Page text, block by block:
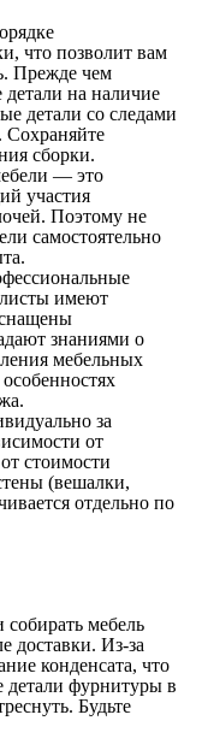
что позволит вам
Прежде чем
детали на наличие
детали со следами
Сохраняйте
сборки.
— это
участия
Поэтому не
самостоятельно
имеют
знаниями о
мебельных
за
от
стоимости
(вешалки,
отдельно по
мебель
доставки. Из-за
конденсата, что
детали фурнитуры в
Будьте